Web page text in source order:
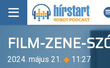
KEZDŐLAP
FRISS HÍREK
FILM-ZENE-
2024. május 21. ◆ 11:27